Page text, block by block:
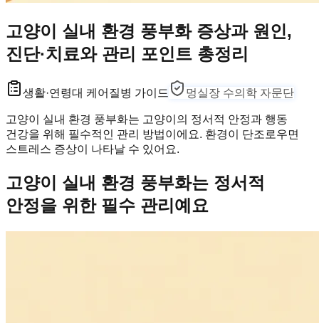
고양이 실내 환경 풍부화 증상과 원인,
진단·치료와 관리 포인트 총정리
생활·연령대 케어 질병 가이드 멍실장 수의학 자문단
고양이 실내 환경 풍부화는 고양이의 정서적 안정과 행동
건강을 위해 필수적인 관리 방법이에요. 환경이 단조로우면
스트레스 증상이 나타날 수 있어요.
고양이 실내 환경 풍부화는 정서적
안정을 위한 필수 관리예요